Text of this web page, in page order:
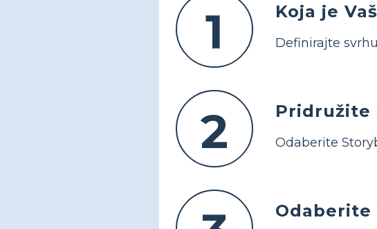
1 Koja je
Definirajte
2 Pridružite
Odaberite
Odaberite